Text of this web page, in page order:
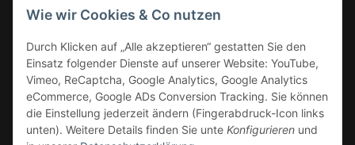
Wie wir Cookies & Co nutzen
Durch Klicken auf „Alle akzeptieren“ gestatten Sie den
Einsatz folgender Dienste auf unserer Website: YouTube,
Vimeo, ReCaptcha, Google Analytics, Google Analytics
eCommerce, Google ADs Conversion Tracking. Sie können
die Einstellung jederzeit ändern (Fingerabdruck-Icon links
unten). Weitere Details finden Sie unte Konfigurieren und